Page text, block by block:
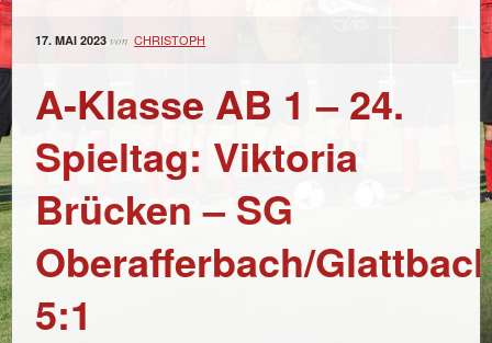
17. MAI 2023 von CHRISTOPH
A-Klasse AB 1 – 24.
Spieltag: Viktoria
Brücken – SG
Oberafferbach/
5:1